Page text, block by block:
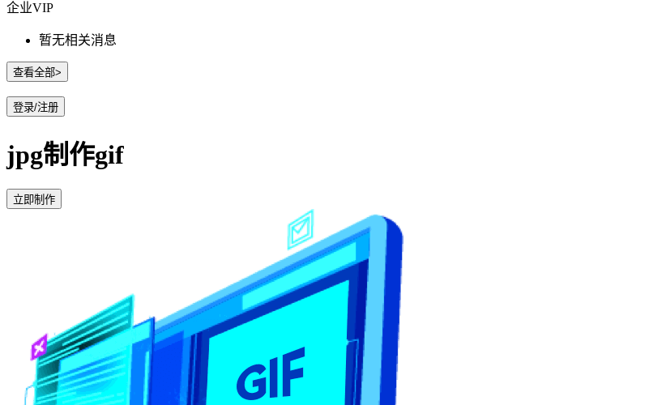
企业VIP
暂无相关消息
查看全部>
登录/注册
jpg制作gif
立即制作